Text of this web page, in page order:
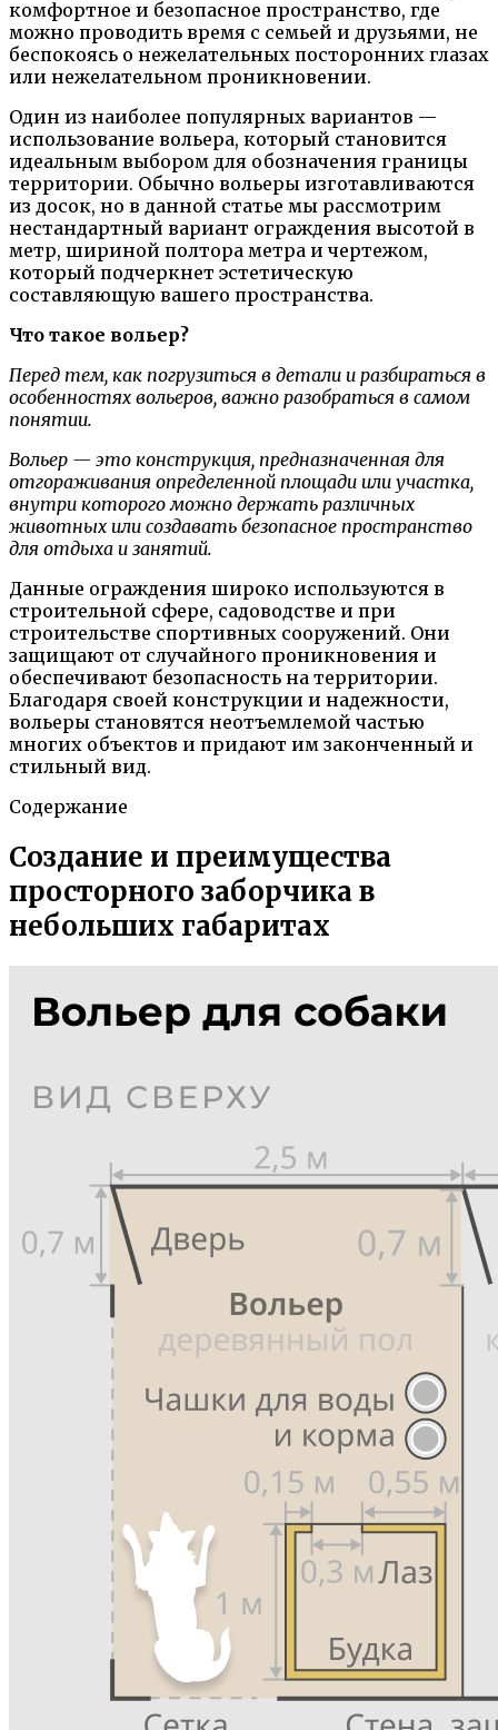
комфортное и безопасное пространство, где
можно проводить время с семьей и друзьями, не
беспокоясь о нежелательных посторонних глазах
или нежелательном проникновении.
Один из наиболее популярных вариантов —
использование вольера, который становится
идеальным выбором для обозначения границы
территории. Обычно вольеры изготавливаются
из досок, но в данной статье мы рассмотрим
нестандартный вариант ограждения высотой в
метр, шириной полтора метра и чертежом,
который подчеркнет эстетическую
составляющую вашего пространства.
Что такое вольер?
Перед тем, как погрузиться в детали и разбираться в
особенностях вольеров, важно разобраться в самом
понятии.
Вольер — это конструкция, предназначенная для
отгораживания определенной площади или участка,
внутри которого можно держать различных
животных или создавать безопасное пространство
для отдыха и занятий.
Данные ограждения широко используются в
строительной сфере, садоводстве и при
строительстве спортивных сооружений. Они
защищают от случайного проникновения и
обеспечивают безопасность на территории.
Благодаря своей конструкции и надежности,
вольеры становятся неотъемлемой частью
многих объектов и придают им законченный и
стильный вид.
Содержание
Создание и преимущества
просторного заборчика в
небольших габаритах